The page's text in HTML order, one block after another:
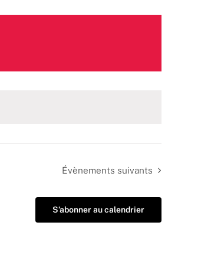
Évènements suivants
S’abonner au calendrier